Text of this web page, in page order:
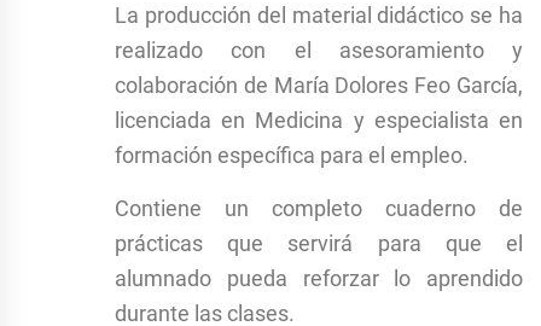
La producción del material didáctico se ha
realizado con el asesoramiento y
colaboración de María Dolores Feo García,
licenciada en Medicina y especialista en
formación específica para el empleo.
Contiene un completo cuaderno de
prácticas que servirá para que el
alumnado pueda reforzar lo aprendido
durante las clases.